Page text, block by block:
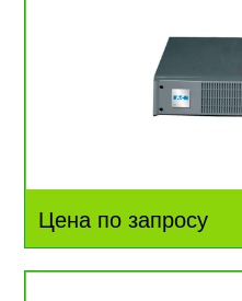
Цена по запросу